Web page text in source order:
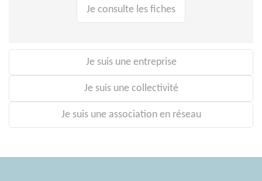
Je consulte les fiches
Je suis une entreprise
Je suis une collectivité
Je suis une association en réseau